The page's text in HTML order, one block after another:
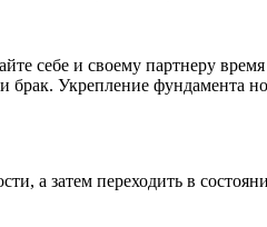
себе и своему партнеру
брак. Укрепление
а затем переходить в